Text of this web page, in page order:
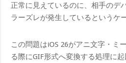
正常に見えているのに、相手のデ
ラーズレが発生しているというケ
この問題はiOS 26がアニ文字・ミ
る際にGIF形式へ変換する処理に